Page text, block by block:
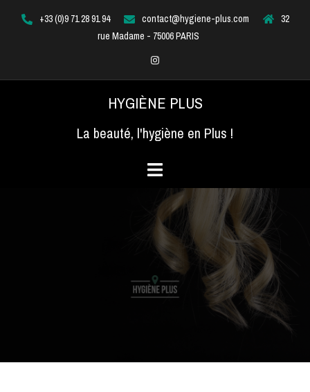
+33 (0)9 71 28 91 94 contact@hygiene-plus.com
32
rue Madame - 75006 PARIS
Instagram
HYGIÈNE PLUS
La beauté, l'hygiène en Plus !